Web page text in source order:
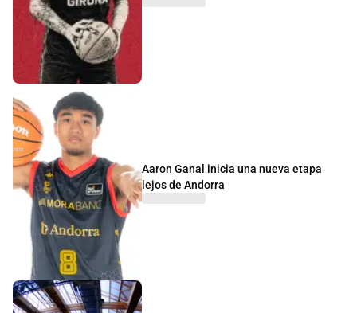
Aaron Ganal inicia una nueva etapa
lejos de Andorra